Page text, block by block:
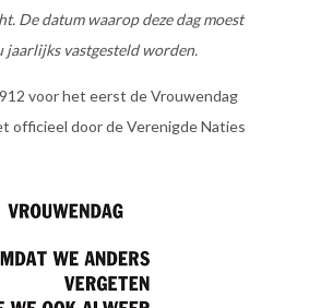
De datum waarop deze dag moest
jaarlijks vastgesteld worden.
voor het eerst de Vrouwendag
officieel door de Verenigde Naties